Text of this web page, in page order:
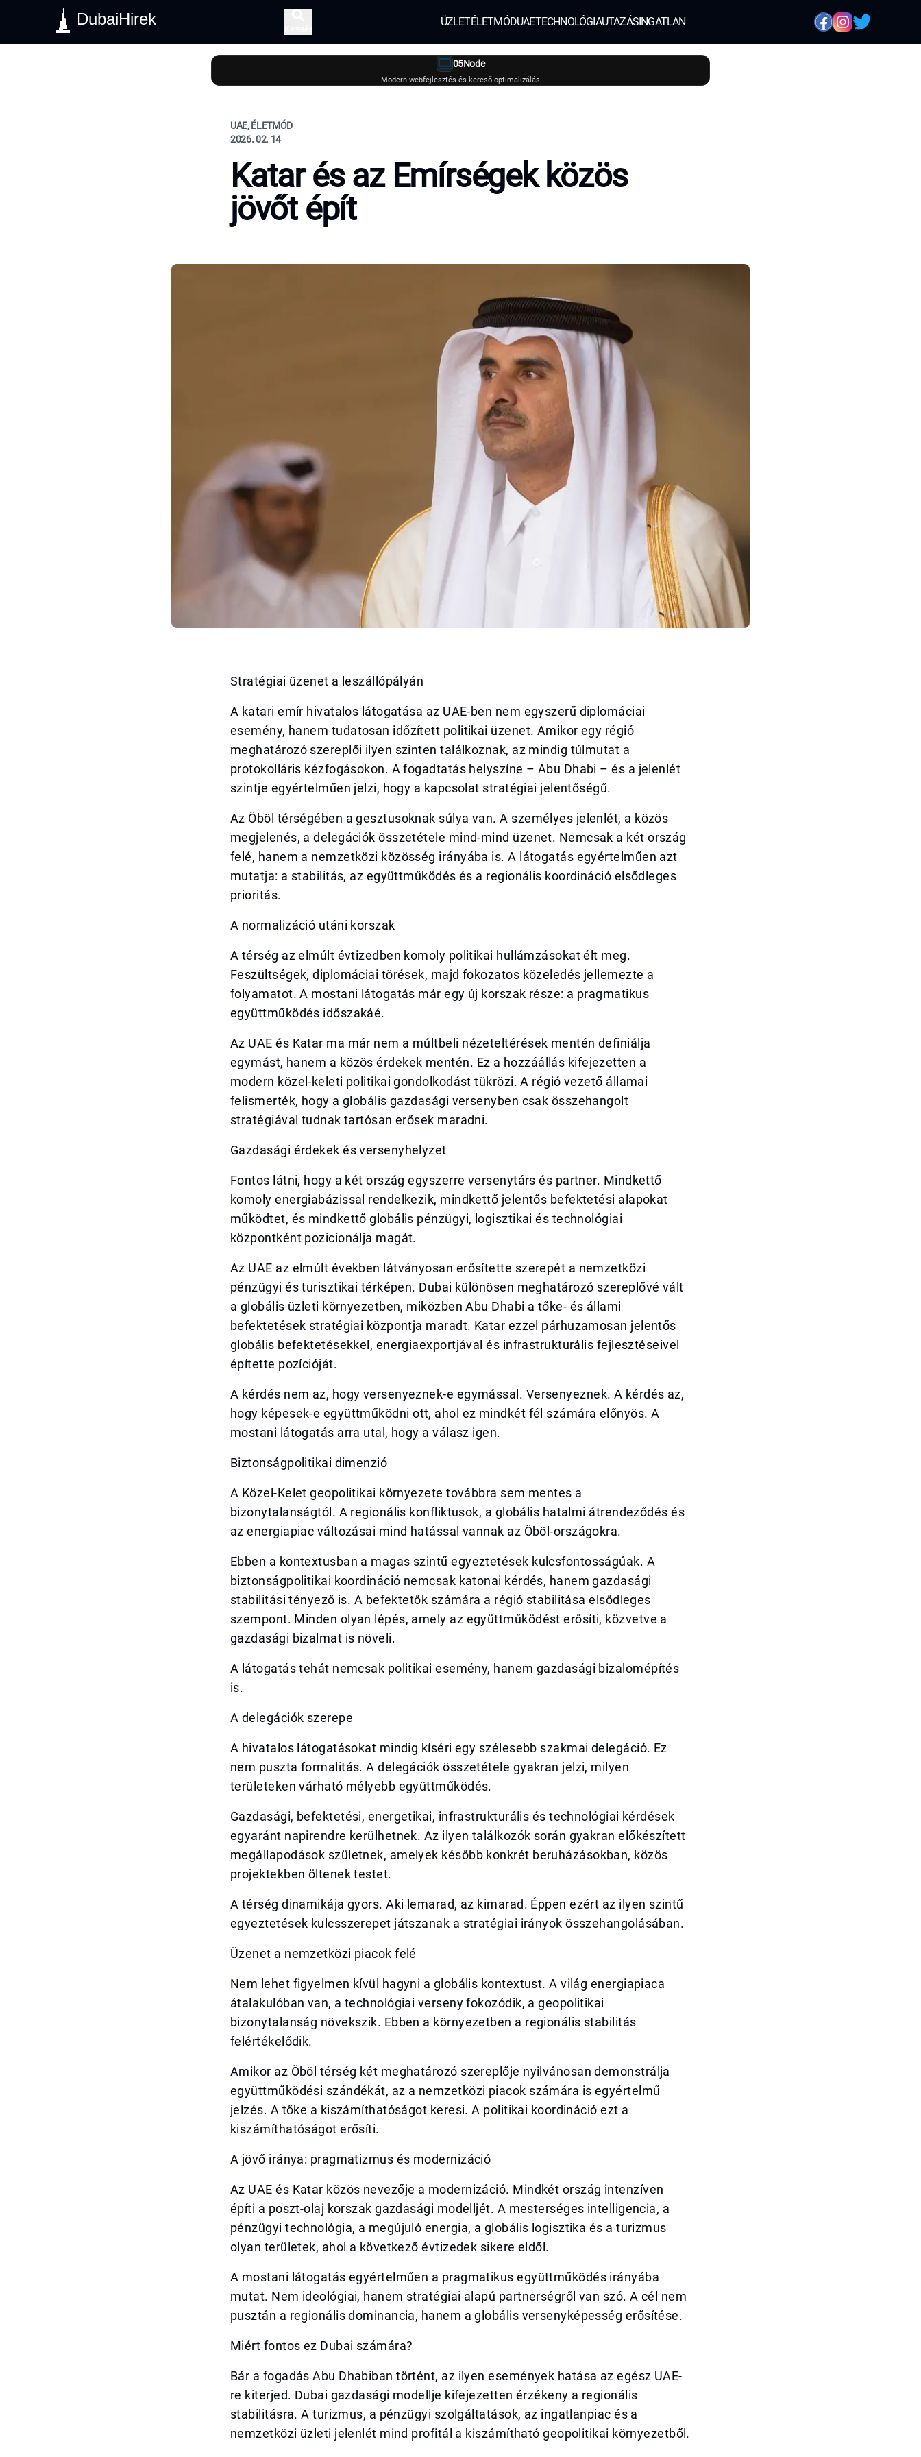
DubaiHirek
Keresés
ÜZLETÉLETMÓDUAETECHNOLÓGIAUTAZÁSINGATLAN
05Node
Modern webfejlesztés és kereső optimalizálás
UAE, ÉLETMÓD
2026. 02. 14
Katar és az Emírségek közös
jövőt épít
Stratégiai üzenet a leszállópályán
A katari emír hivatalos látogatása az UAE-ben nem egyszerű diplomáciai
esemény, hanem tudatosan időzített politikai üzenet. Amikor egy régió
meghatározó szereplői ilyen szinten találkoznak, az mindig túlmutat a
protokolláris kézfogásokon. A fogadtatás helyszíne – Abu Dhabi – és a jelenlét
szintje egyértelműen jelzi, hogy a kapcsolat stratégiai jelentőségű.
Az Öböl térségében a gesztusoknak súlya van. A személyes jelenlét, a közös
megjelenés, a delegációk összetétele mind-mind üzenet. Nemcsak a két ország
felé, hanem a nemzetközi közösség irányába is. A látogatás egyértelműen azt
mutatja: a stabilitás, az együttműködés és a regionális koordináció elsődleges
prioritás.
A normalizáció utáni korszak
A térség az elmúlt évtizedben komoly politikai hullámzásokat élt meg.
Feszültségek, diplomáciai törések, majd fokozatos közeledés jellemezte a
folyamatot. A mostani látogatás már egy új korszak része: a pragmatikus
együttműködés időszakáé.
Az UAE és Katar ma már nem a múltbeli nézeteltérések mentén definiálja
egymást, hanem a közös érdekek mentén. Ez a hozzáállás kifejezetten a
modern közel-keleti politikai gondolkodást tükrözi. A régió vezető államai
felismerték, hogy a globális gazdasági versenyben csak összehangolt
stratégiával tudnak tartósan erősek maradni.
Gazdasági érdekek és versenyhelyzet
Fontos látni, hogy a két ország egyszerre versenytárs és partner. Mindkettő
komoly energiabázissal rendelkezik, mindkettő jelentős befektetési alapokat
működtet, és mindkettő globális pénzügyi, logisztikai és technológiai
központként pozicionálja magát.
Az UAE az elmúlt években látványosan erősítette szerepét a nemzetközi
pénzügyi és turisztikai térképen. Dubai különösen meghatározó szereplővé vált
a globális üzleti környezetben, miközben Abu Dhabi a tőke- és állami
befektetések stratégiai központja maradt. Katar ezzel párhuzamosan jelentős
globális befektetésekkel, energiaexportjával és infrastrukturális fejlesztéseivel
építette pozícióját.
A kérdés nem az, hogy versenyeznek-e egymással. Versenyeznek. A kérdés az,
hogy képesek-e együttműködni ott, ahol ez mindkét fél számára előnyös. A
mostani látogatás arra utal, hogy a válasz igen.
Biztonságpolitikai dimenzió
A Közel-Kelet geopolitikai környezete továbbra sem mentes a
bizonytalanságtól. A regionális konfliktusok, a globális hatalmi átrendeződés és
az energiapiac változásai mind hatással vannak az Öböl-országokra.
Ebben a kontextusban a magas szintű egyeztetések kulcsfontosságúak. A
biztonságpolitikai koordináció nemcsak katonai kérdés, hanem gazdasági
stabilitási tényező is. A befektetők számára a régió stabilitása elsődleges
szempont. Minden olyan lépés, amely az együttműködést erősíti, közvetve a
gazdasági bizalmat is növeli.
A látogatás tehát nemcsak politikai esemény, hanem gazdasági bizalomépítés
is.
A delegációk szerepe
A hivatalos látogatásokat mindig kíséri egy szélesebb szakmai delegáció. Ez
nem puszta formalitás. A delegációk összetétele gyakran jelzi, milyen
területeken várható mélyebb együttműködés.
Gazdasági, befektetési, energetikai, infrastrukturális és technológiai kérdések
egyaránt napirendre kerülhetnek. Az ilyen találkozók során gyakran előkészített
megállapodások születnek, amelyek később konkrét beruházásokban, közös
projektekben öltenek testet.
A térség dinamikája gyors. Aki lemarad, az kimarad. Éppen ezért az ilyen szintű
egyeztetések kulcsszerepet játszanak a stratégiai irányok összehangolásában.
Üzenet a nemzetközi piacok felé
Nem lehet figyelmen kívül hagyni a globális kontextust. A világ energiapiaca
átalakulóban van, a technológiai verseny fokozódik, a geopolitikai
bizonytalanság növekszik. Ebben a környezetben a regionális stabilitás
felértékelődik.
Amikor az Öböl térség két meghatározó szereplője nyilvánosan demonstrálja
együttműködési szándékát, az a nemzetközi piacok számára is egyértelmű
jelzés. A tőke a kiszámíthatóságot keresi. A politikai koordináció ezt a
kiszámíthatóságot erősíti.
A jövő iránya: pragmatizmus és modernizáció
Az UAE és Katar közös nevezője a modernizáció. Mindkét ország intenzíven
építi a poszt-olaj korszak gazdasági modelljét. A mesterséges intelligencia, a
pénzügyi technológia, a megújuló energia, a globális logisztika és a turizmus
olyan területek, ahol a következő évtizedek sikere eldől.
A mostani látogatás egyértelműen a pragmatikus együttműködés irányába
mutat. Nem ideológiai, hanem stratégiai alapú partnerségről van szó. A cél nem
pusztán a regionális dominancia, hanem a globális versenyképesség erősítése.
Miért fontos ez Dubai számára?
Bár a fogadás Abu Dhabiban történt, az ilyen események hatása az egész UAE-
re kiterjed. Dubai gazdasági modellje kifejezetten érzékeny a regionális
stabilitásra. A turizmus, a pénzügyi szolgáltatások, az ingatlanpiac és a
nemzetközi üzleti jelenlét mind profitál a kiszámítható geopolitikai környezetből.